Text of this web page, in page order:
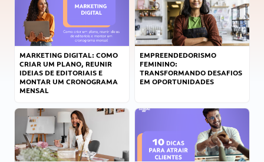
MARKETING DIGITAL: COMO
CRIAR UM PLANO, REUNIR
IDEIAS DE EDITORIAIS E
MONTAR UM CRONOGRAMA
MENSAL
EMPREENDEDORISMO
FEMININO:
TRANSFORMANDO DESAFIOS
EM OPORTUNIDADES